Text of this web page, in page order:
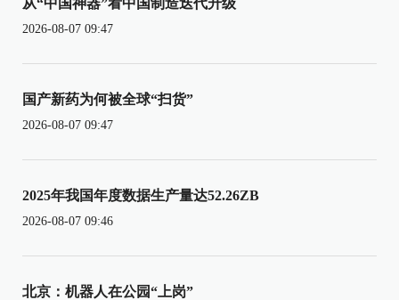
2026-08-07 09:47
国产新药为何被全球“扫货”
2026-08-07 09:47
2025年我国年度数据生产量达52.26ZB
2026-08-07 09:46
北京：机器人在公园“上岗”